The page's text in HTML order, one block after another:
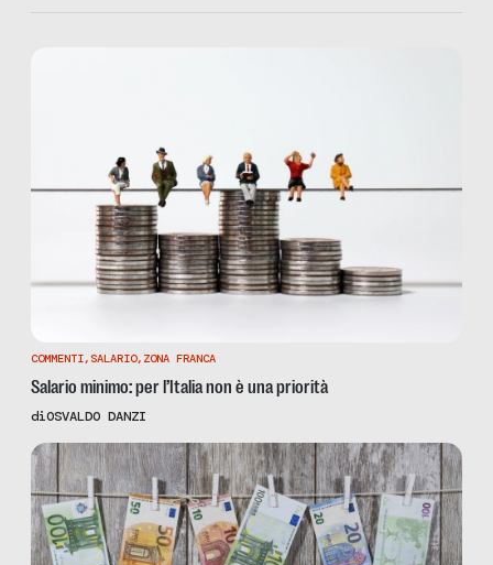
COMMENTI, SALARIO, ZONA FRANCA
Salario minimo: per l’Italia non è una priorità
diOSVALDO DANZI